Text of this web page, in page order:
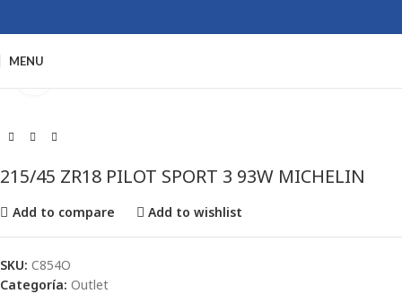
MENU
215/45 ZR18 PILOT SPORT 3 93W MICHELIN
Add to compare Add to wishlist
SKU: C854O
Categoría: Outlet